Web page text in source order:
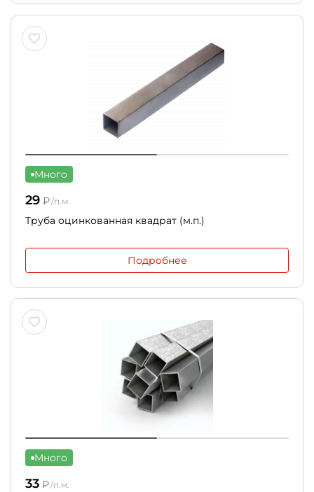
Много
29 ₽/п.м.
Труба оцинкованная квадрат (м.п.)
Подробнее
Много
33 ₽/п.м.